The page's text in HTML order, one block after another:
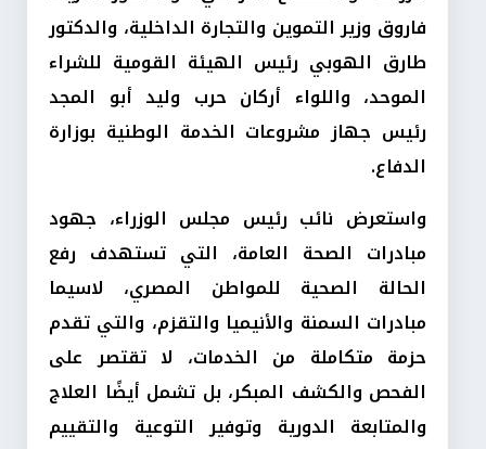
فاروق وزير التموين والتجارة الداخلية، والدكتور
طارق الهوبي رئيس الهيئة القومية للشراء
الموحد، واللواء أركان حرب وليد أبو المجد
رئيس جهاز مشروعات الخدمة الوطنية بوزارة
الدفاع.
واستعرض نائب رئيس مجلس الوزراء، جهود
مبادرات الصحة العامة، التي تستهدف رفع
الحالة الصحية للمواطن المصري، لاسيما
مبادرات السمنة والأنيميا والتقزم، والتي تقدم
حزمة متكاملة من الخدمات، لا تقتصر على
الفحص والكشف المبكر، بل تشمل أيضًا العلاج
والمتابعة الدورية وتوفير التوعية والتقييم